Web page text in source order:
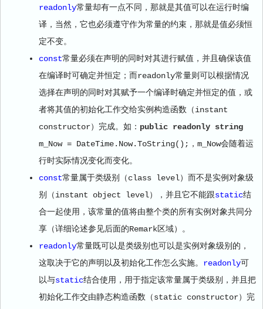
readonly常量却有一点不同，那就是其值可以在运行时编
译，当然，它也必须遵守作为常量的约束，那就是值必须恒
定不变。
const常量必须在声明的同时对其进行赋值，并且确保该值
在编译时可确定并恒定；而readonly常量则可以根据情况
选择在声明的同时对其赋予一个编译时确定并恒定的值，或
者将其值的初始化工作交给实例构造函数（instant
constructor）完成。如： public readonly string
m_Now = DateTime.Now.ToString();，m_Now会随着运
行时实际情况变化而变化。
const常量属于类级别（class level）而不是实例对象级
别（instant object level），并且它不能跟static结
合一起使用，该常量的值将由整个类的所有实例对象共同分
享（详细论述参见后面的Remark区域）。
readonly常量既可以是类级别也可以是实例对象级别的，
这取决于它的声明以及初始化工作怎么实施。 readonly可
以与static结合使用，用于指定该常量属于类级别，并且把
初始化工作交由静态构造函数（static constructor）完